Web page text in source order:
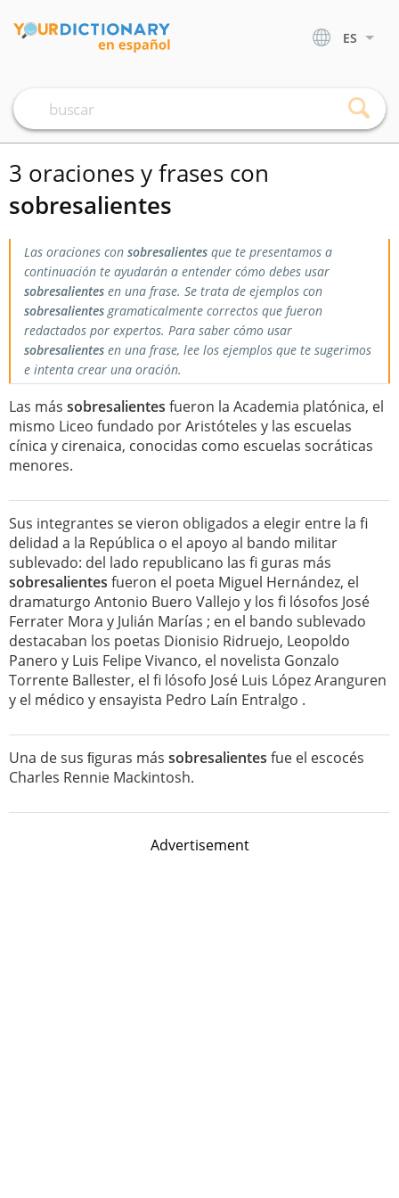
ES
3 oraciones y frases con
sobresalientes
Las oraciones con sobresalientes que te presentamos a
continuación te ayudarán a entender cómo debes usar
sobresalientes en una frase. Se trata de ejemplos con
sobresalientesgramaticalmente correctos que fueron
redactados por expertos. Para saber cómo usar
sobresalientes en una frase, lee los ejemplos que te sugerimos
e intenta crear una oración.
Las más sobresalientes fueron la Academia platónica, el
mismo Liceo fundado por Aristóteles y las escuelas
cínica y cirenaica, conocidas como escuelas socráticas
menores.
Sus integrantes se vieron obligados a elegir entre la fi
delidad a la República o el apoyo al bando militar
sublevado: del lado republicano las fi guras más
sobresalientes fueron el poeta Miguel Hernández, el
dramaturgo Antonio Buero Vallejo y los fi lósofos José
Ferrater Mora y Julián Marías ; en el bando sublevado
destacaban los poetas Dionisio Ridruejo, Leopoldo
Panero y Luis Felipe Vivanco, el novelista Gonzalo
Torrente Ballester, el fi lósofo José Luis López Aranguren
y el médico y ensayista Pedro Laín Entralgo .
Una de sus ﬁguras más sobresalientes fue el escocés
Charles Rennie Mackintosh.
Advertisement